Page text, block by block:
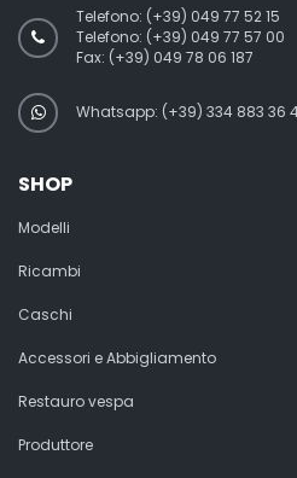
Telefono: (+39) 049 77 52 15
Telefono: (+39) 049 77 57 00
Fax: (+39) 049 78 06 187
Whatsapp: (+39) 334 883 36
SHOP
Modelli
Ricambi
Caschi
Accessori e Abbigliamento
Restauro vespa
Produttore